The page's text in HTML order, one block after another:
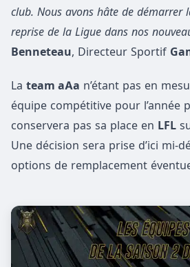
club. Nous avons hâte de démarrer
reprise de la Ligue dans nos
Benneteau, Directeur Sportif
La team aAa n’étant pas en
équipe compétitive pour l’année
conservera pas sa place en LFL
Une décision sera prise d’ici mi-
options de remplacement